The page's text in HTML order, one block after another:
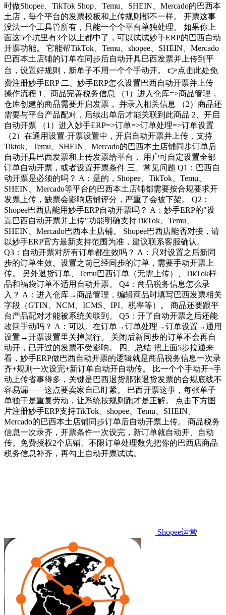
时做Shopee、TikTok Shop、Temu、SHEIN、Mercado的巴西本
土店，每个平台的发票模板和上传规则都不一样。 开票这事
没法一个工具管所有，只能一个个平台单独处理。 如果你上
面这5个坑里有3个以上都中了，可以试试妙手ERP的巴西自动
开票功能。 它能帮TikTok、Temu、shopee、SHEIN、Mercado
巴西本土店铺的订单在同步后自动开具巴西发票并上传到平
台，设置好规则，新单子不用一个个手动开。 👉点击此处免
费注册妙手ERP 二、妙手ERP怎么设置巴西自动开票并上传
操作流程 1、商品完善税务信息 （1）进入仓库=>商品管理，
仓库创建的商品需要开启发票， 并录入相关信息 （2）商品还
需要与平台产品配对，后续出单后才能关联到此商品 2、开启
自动开票 （1）进入妙手ERP=>订单=>订单处理=>订单设置
（2）在通用设置-开票设置中，开启自动开票并上传，支持
Tiktok、Temu、SHEIN、Mercado的巴西本土店铺同步订单后
自动开具巴西发票和上传发票给平台， 用户可自定设置全部
订单自动开票，或者设置开票条件 三、常见问题 Q1：巴西自
动开票是必须的吗？ A：是的，Shopee、TikTok、Temu、
SHEIN、Mercado等平台的巴西本土店铺都需要按合规要求开
发票上传，缺票会影响店铺评分，严重了会被下架。 Q2：
Shopee巴西店能用妙手ERP自动开票吗？ A：妙手ERP的"设
置巴西自动开票并上传"功能明确支持TikTok、Temu、
SHEIN、Mercado巴西本土店铺。 Shopee巴西店能否对接，请
以妙手ERP官方最新支持范围为准，建议联系客服确认。
Q3：自动开票对所有订单都生效吗？ A：只对设置之后新同
步的订单生效。设置之前已经同步的订单，需要手动开票上
传。 另外退货订单、Temu巴西订单（无需上传）、TikTok样
品和福袋订单不适用自动开票。 Q4：商品税务信息怎么录
入？ A：进入仓库→商品管理，编辑商品时填写巴西发票相关
字段（GTIN、NCM、ICMS、IPI、税率等）。 商品还要跟平
台产品配对才能被系统关联到。 Q5：开了自动开票之后还能
改回手动吗？ A：可以。在订单→订单处理→订单设置→通用
设置→开票设置里关掉就行。 关闭后新同步的订单不会再自
动开，已开过的发票不受影响。 四、总结 把上面5步拉通来
看，妙手ERP做巴西自动开票的逻辑就是商品税务信息一次录
齐+规则一次设完+新订单自动开自动传。 比一个个手动开+手
动上传省事得多，关键是巴西退货那张退货发票的合规底线不
容易漏——这点要卖家自己盯紧。 巴西开票这事，每张单子
单独干是重复劳动，让系统按规则跑才是正解。 点击下方图
片注册妙手ERP支持TikTok、shopee、Temu、SHEIN、
Mercado的巴西本土店铺同步订单后自动开票上传。 商品税务
信息一次录齐，开票条件一次设完，新订单就自动开、自动
传。免费授权2个店铺、不限订单处理数先把你的巴西店商品
税务信息补齐，再勾上自动开票试试。
Shopee运营